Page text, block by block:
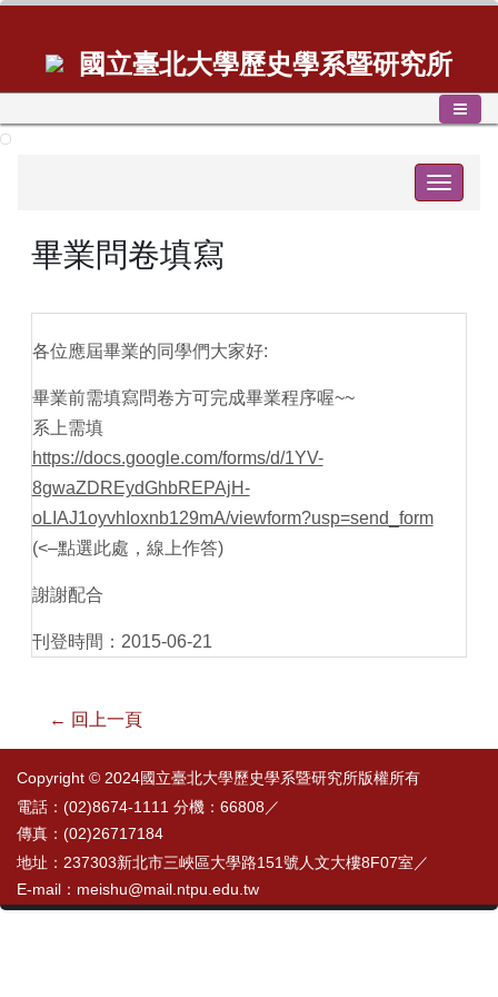
國立臺北大學歷史學系暨研究所
Toggle
畢業問卷填寫
各位應屆畢業的同學們大家好:
畢業前需填寫問卷方可完成畢業程序喔~~
系上需填
https://docs.google.com/forms/d/1YV-
8gwaZDREydGhbREPAjH-
oLIAJ1oyvhIoxnb129mA/viewform?usp=send_form
(<–點選此處，線上作答)
謝謝配合
刊登時間：2015-06-21
← 回上一頁
Copyright © 2024國立臺北大學歷史學系暨研究所版權所有
電話：(02)8674-1111 分機：66808／
傳真：(02)26717184
地址：237303新北市三峽區大學路151號人文大樓8F07室／
E-mail：meishu@mail.ntpu.edu.tw